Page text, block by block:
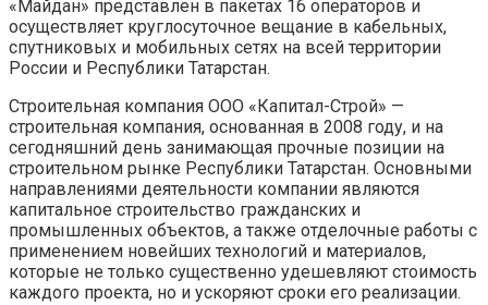
«Майдан» представлен в пакетах 16 операторов и
осуществляет круглосуточное вещание в кабельных,
спутниковых и мобильных сетях на всей территории
России и Республики Татарстан.
Строительная компания ООО «Капитал-Строй» —
строительная компания, основанная в 2008 году, и на
сегодняшний день занимающая прочные позиции на
строительном рынке Республики Татарстан. Основными
направлениями деятельности компании являются
капитальное строительство гражданских и
промышленных объектов, а также отделочные работы с
применением новейших технологий и материалов,
которые не только существенно удешевляют стоимость
каждого проекта, но и ускоряют сроки его реализации.